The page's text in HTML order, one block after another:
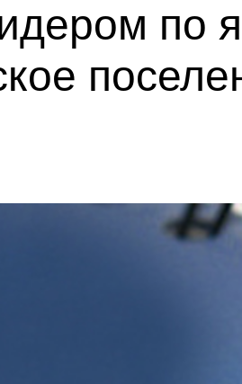
по